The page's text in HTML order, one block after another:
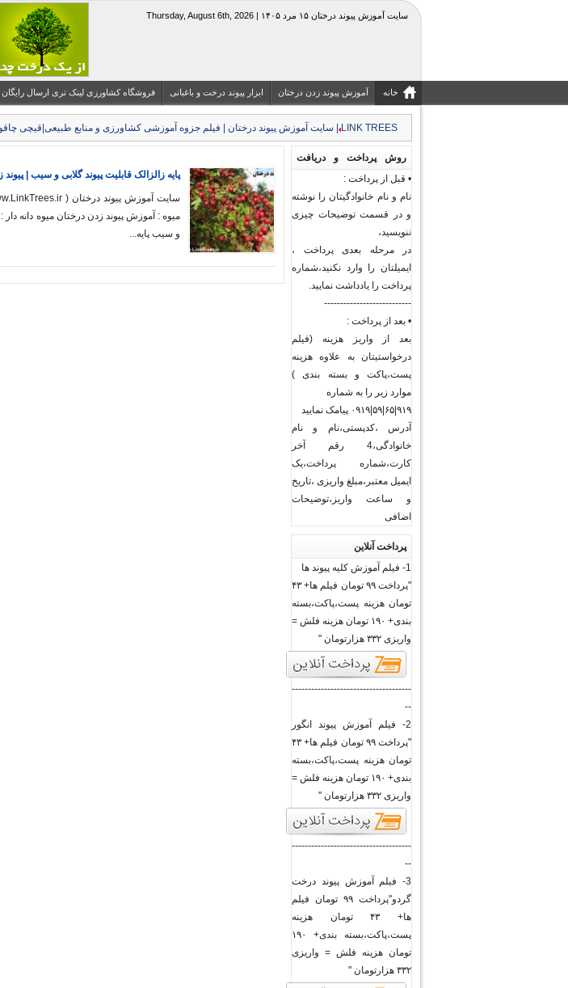
سایت آموزش پیوند درختان ۱۵ مرد ۱۴۰۵ | Thursday, August 6th, 2026
خانه آموزش پیوند زدن درختان ابزار پیوند درخت و باغبانی فروشگاه کشاورزی لینک تری ارسال رایگان
LINK TREES | سایت آموزش پیوند درختان | فیلم جزوه آموزشی کشاورزی و منابع طبیعی|قیچی چاقوی پیوند
روش پرداخت و دریافت
فیلم های پیوند درختان و
گیاهان
• قبل از پرداخت :
نام و نام خانوادگیتان را نوشته
و در قسمت توضیحات چیزی
ننویسید،
در مرحله بعدی پرداخت ،
ایمیلتان را وارد نکنید،شماره
پرداخت را یادداشت نمایید.
---------------------------
• بعد از پرداخت :
بعد از واریز هزینه (فیلم
درخواستیتان به علاوه هزینه
پست،پاکت و بسته بندی )
موارد زیر را به شماره
۹۱۹|۶۵|۵۹|۰۹۱۹ پیامک نمایید
آدرس ،کدپستی،نام و نام
خانوادگی،4 رقم آخر
کارت،شماره پرداخت،یک
ایمیل معتبر،مبلغ واریزی ،تاریخ
و ساعت واریز،توضیحات
اضافی
پرداخت آنلاین
1- فیلم آموزش کلیه پیوند ها
"پرداخت ۹۹ تومان فیلم ها+ ۴۳
تومان هزینه پست،پاکت،بسته
بندی+ ۱۹۰ تومان هزینه فلش =
واریزی ۳۳۲ هزارتومان "
-------------------------------------
--
2- فیلم آموزش پیوند انگور
"پرداخت ۹۹ تومان فیلم ها+ ۴۳
تومان هزینه پست،پاکت،بسته
بندی+ ۱۹۰ تومان هزینه فلش =
واریزی ۳۳۲ هزارتومان "
-------------------------------------
--
3- فیلم آموزش پیوند درخت
گردو"پرداخت ۹۹ تومان فیلم
ها+ ۴۳ تومان هزینه
پست،پاکت،بسته بندی+ ۱۹۰
تومان هزینه فلش = واریزی
۳۳۲ هزارتومان "
پایه زالزالک قابلیت پیوند گلابی و سیب | پیوند
میوه : آموزش پیوند زدن درختان میوه دانه دار :
و سیب پایه...